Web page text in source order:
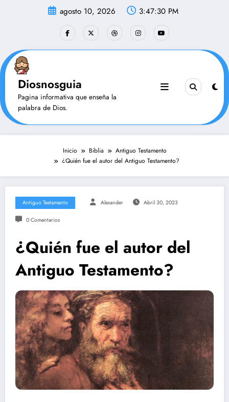
agosto 10, 2026 3:47:30 PM
Diosnosguia
Pagina informativa que enseña la
palabra de Dios.
Inicio Biblia
Antiguo Testamento
¿Quién fue el autor del Antiguo Testamento?
Antiguo Testamento Alexander Abril 30, 2023
0 Comentarios
¿Quién fue el autor del
Antiguo Testamento?